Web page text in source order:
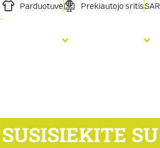
Parduotuvė Prekiautojo sritis
SUSISIEKITE SU